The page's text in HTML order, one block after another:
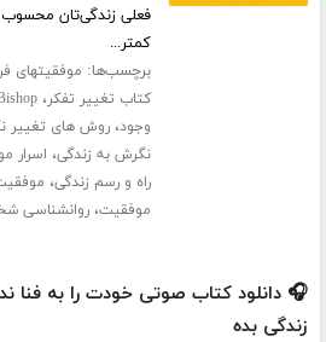
فعلی زندگی‌تان
کمتر...
برچسب‌ها: موفقیتهای
کتاب تغییر تفکر،
وجود،روش های تغییر
نگرش به زندگی، اسرار
راه و رسم زندگی،
موفقیت،روانشناسی
🎧 دانلود کتاب صوتی خودت را به فنا
زندگی بده